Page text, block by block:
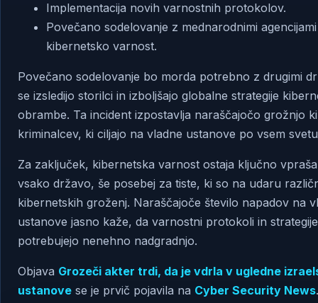
Implementacija novih varnostnih protokolov.
Povečano sodelovanje z mednarodnimi
kibernetsko varnost.
Povečano sodelovanje bo morda potrebno z drugimi
se izsledijo storilci in izboljšajo globalne strategije
obrambe. Ta incident izpostavlja naraščajočo grožnjo
kriminalcev, ki ciljajo na vladne ustanove po vsem
Za zaključek, kibernetska varnost ostaja ključno
vsako državo, še posebej za tiste, ki so na udaru
kibernetskih groženj. Naraščajoče število napadov na
ustanove jasno kaže, da varnostni protokoli in strategije
potrebujejo nenehno nadgradnjo.
Objava Grozeči akter trdi, da je vdrla v ugledne
ustanove se je prvič pojavila na Cyber Security News.